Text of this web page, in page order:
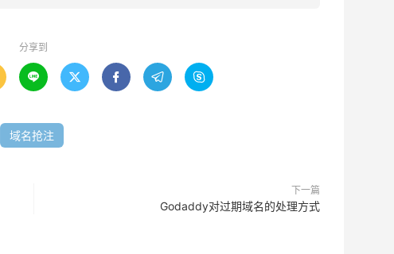
分享到
    
域名抢注
下一篇
Godaddy对过期域名的处理方式